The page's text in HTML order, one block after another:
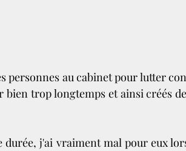
personnes au cabinet pour lutter
bien trop longtemps et ainsi créés
j'ai vraiment mal pour eux